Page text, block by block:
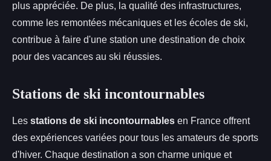
plus appréciée. De plus, la qualité des infrastructures,
comme les remontées mécaniques et les écoles de ski,
contribue à faire d'une station une destination de choix
pour des vacances au ski réussies.
Stations de ski incontournables
Les stations de ski incontournables en France offrent
des expériences variées pour tous les amateurs de sports
d'hiver. Chaque destination a son charme unique et